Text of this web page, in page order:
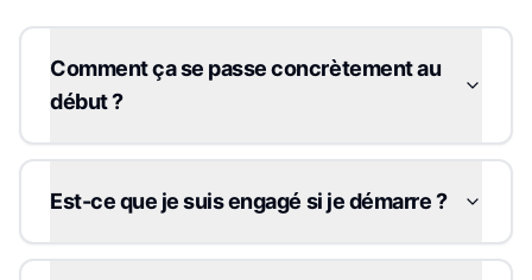
Comment ça se passe concrètement au
début ?
Est-ce que je suis engagé si je démarre ?